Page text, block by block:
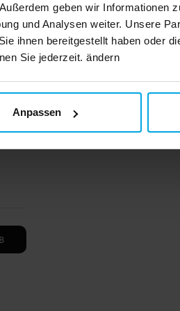
geben wir Informationen
und Analysen weiter. Unsere
ihnen bereitgestellt haben oder
Sie jederzeit. ändern
Anpassen